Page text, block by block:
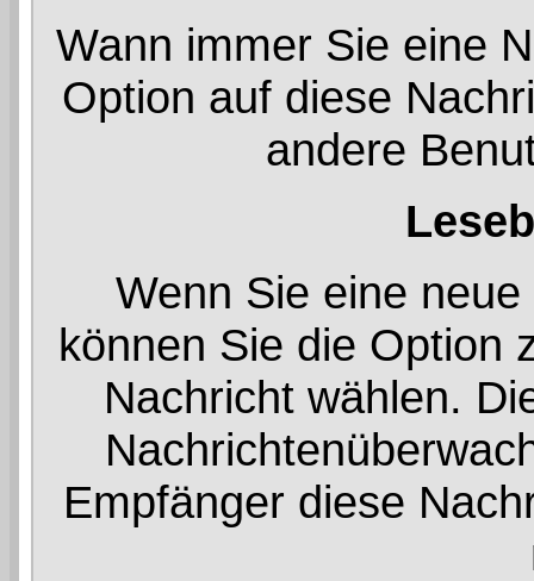
Wann immer Sie eine
Option auf diese
andere
Wenn Sie eine
können Sie die Option
Nachricht wählen.
Empfänger diese